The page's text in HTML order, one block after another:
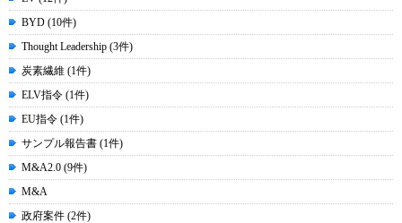
BYD (10件)
Thought Leadership (3件)
炭素繊維 (1件)
ELV指令 (1件)
EU指令 (1件)
サンプル報告書 (1件)
M&A2.0 (9件)
M&A
政府案件 (2件)